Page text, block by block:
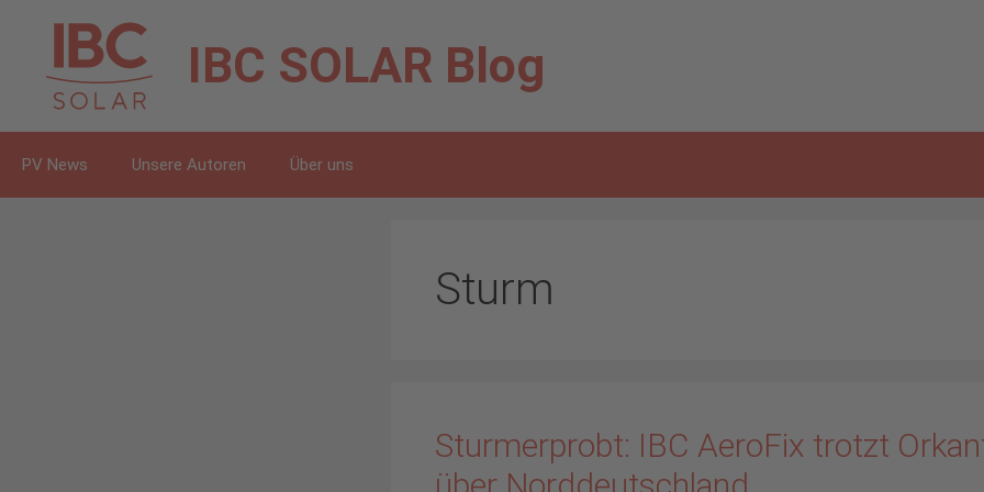
springen
IBC SOLAR Blog
PV News Unsere Autoren Über uns
Sturm
Sturmerprobt: IBC AeroFix trotzt